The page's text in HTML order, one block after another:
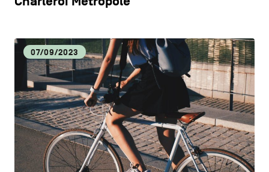
07/09/2023